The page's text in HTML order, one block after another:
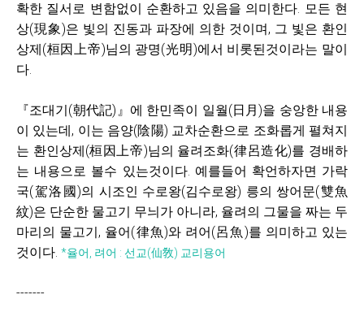
확한 질서로 변함없이 순환하고 있음을 의미한다. 모든 현
상(現象)은 빛의 진동과 파장에 의한 것이며, 그 빛은 환인
상제(桓因上帝)님의 광명(光明)에서 비롯된것이라는 말이
다.
『조대기(朝代記) 』 에 한민족이 일월(日月)을 숭앙한 내용
이 있는데, 이는 음양(陰陽) 교차순환으로 조화롭게 펼쳐지
는 환인상제(桓因上帝)님의 율려조화(律呂造化)를 경배하
는 내용으로 볼수 있는것이다. 예를들어 확언하자면 가락
국(駕洛國)의 시조인 수로왕(김수로왕) 릉의 쌍어문(雙魚
紋)은 단순한 물고기 무늬가 아니라, 율려의 그물을 짜는 두
마리의 물고기, 율어(律魚)와 려어(呂魚)를 의미하고 있는
것이다. *율어, 려어 : 선교(仙敎) 교리용어
-------